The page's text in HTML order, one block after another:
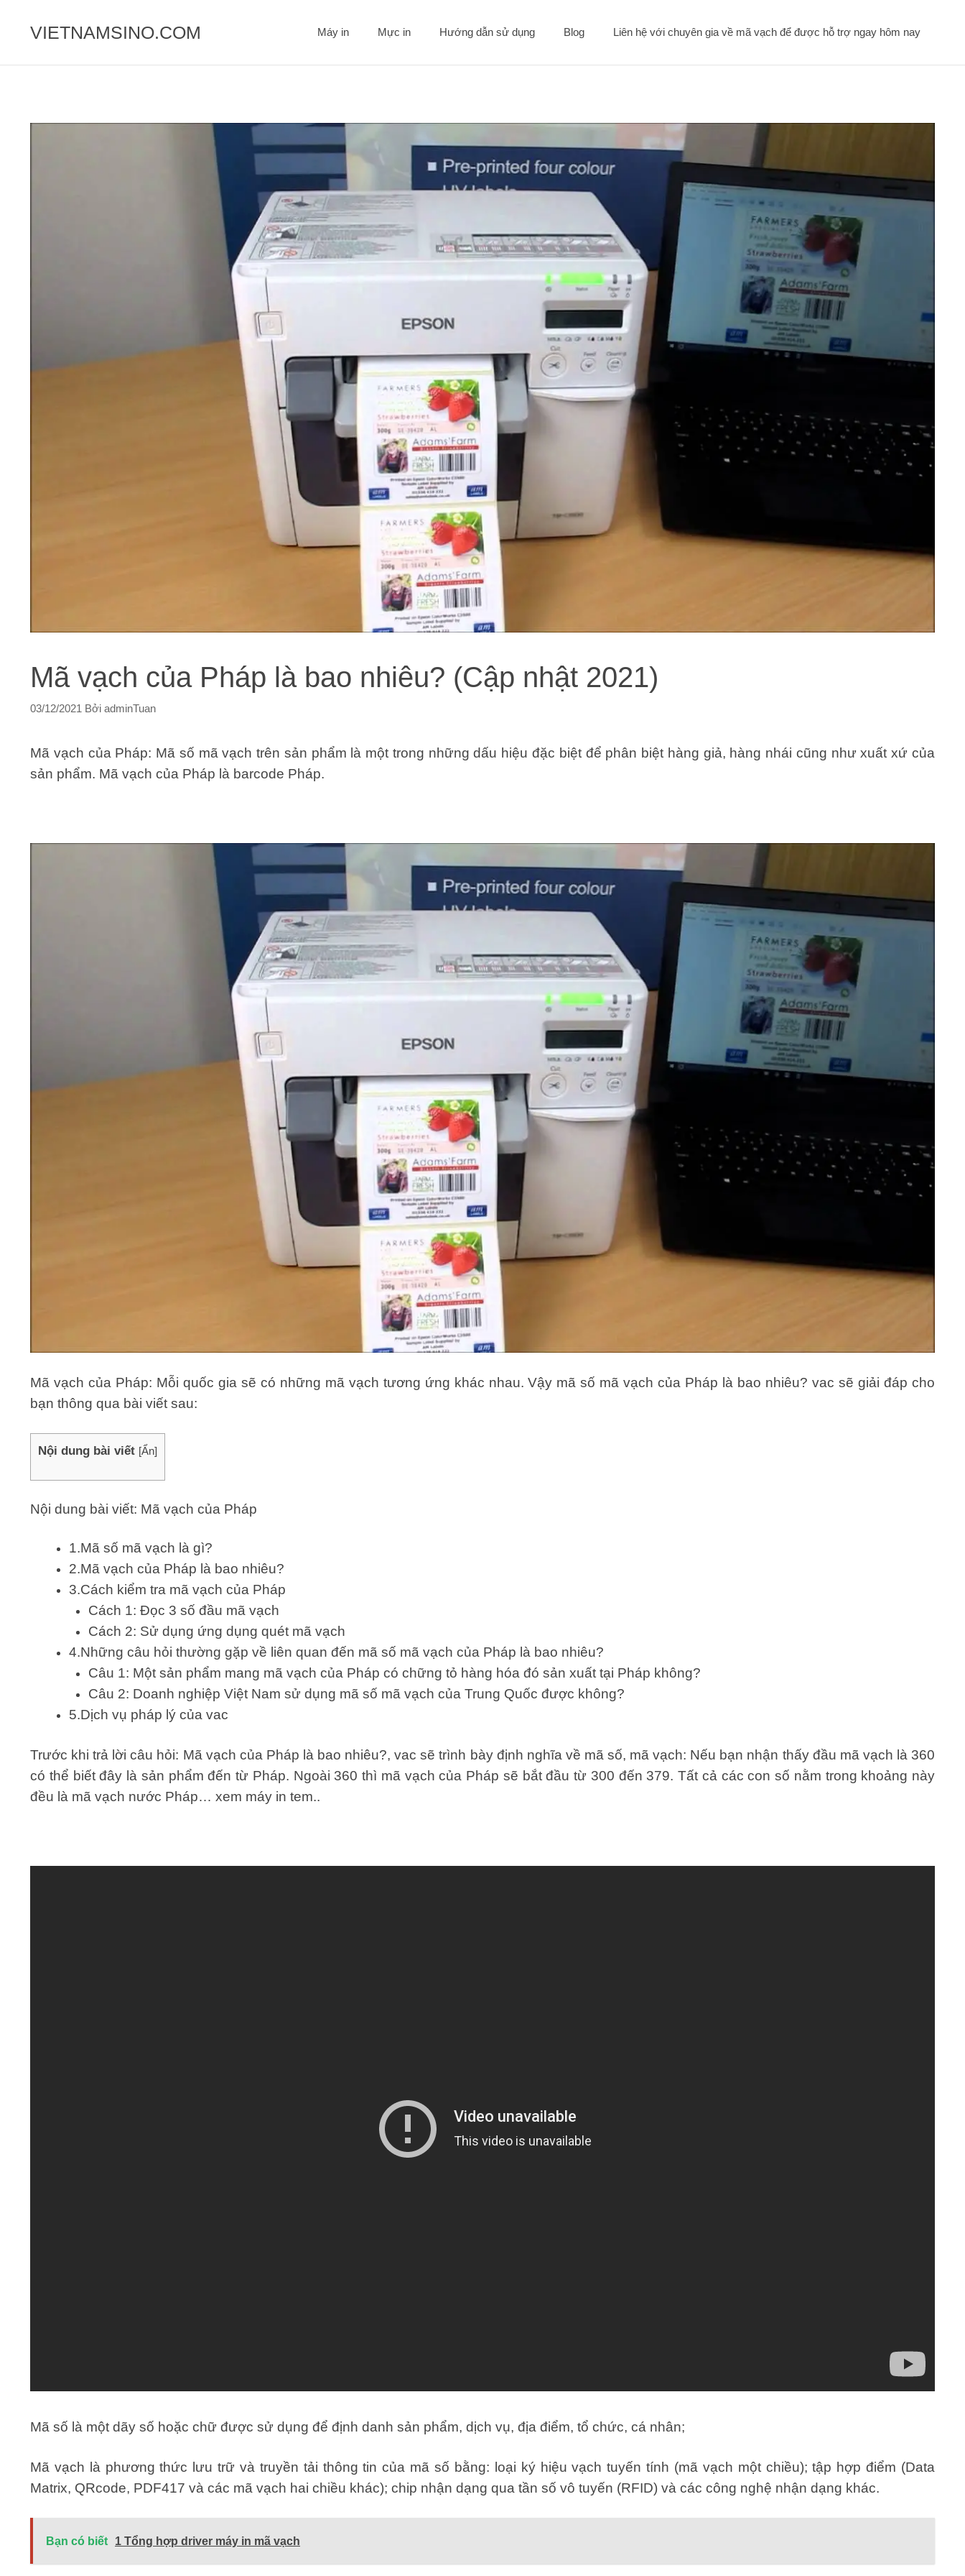
dung
VIETNAMSINO.COM Máy in Mực in Hướng dẫn sử dụng Blog Liên hệ với chuyên gia về mã vạch để được hỗ trợ ngay hôm nay
Mã vạch của Pháp là bao nhiêu? (Cập nhật 2021)
03/12/2021 Bởi adminTuan
Mã vạch của Pháp: Mã số mã vạch trên sản phẩm là một trong những dấu hiệu đặc biệt để phân biệt hàng giả, hàng nhái cũng như xuất xứ của
sản phẩm. Mã vạch của Pháp là barcode Pháp.
Mã vạch của Pháp: Mỗi quốc gia sẽ có những mã vạch tương ứng khác nhau. Vậy mã số mã vạch của Pháp là bao nhiêu? vac sẽ giải đáp cho
bạn thông qua bài viết sau:
Nội dung bài viết [Ẩn]
Nội dung bài viết: Mã vạch của Pháp
1.Mã số mã vạch là gì?
2.Mã vạch của Pháp là bao nhiêu?
3.Cách kiểm tra mã vạch của Pháp
Cách 1: Đọc 3 số đầu mã vạch
Cách 2: Sử dụng ứng dụng quét mã vạch
4.Những câu hỏi thường gặp về liên quan đến mã số mã vạch của Pháp là bao nhiêu?
Câu 1: Một sản phẩm mang mã vạch của Pháp có chững tỏ hàng hóa đó sản xuất tại Pháp không?
Câu 2: Doanh nghiệp Việt Nam sử dụng mã số mã vạch của Trung Quốc được không?
5.Dịch vụ pháp lý của vac
Trước khi trả lời câu hỏi: Mã vạch của Pháp là bao nhiêu?, vac sẽ trình bày định nghĩa về mã số, mã vạch: Nếu bạn nhận thấy đầu mã vạch là 360
có thể biết đây là sản phẩm đến từ Pháp. Ngoài 360 thì mã vạch của Pháp sẽ bắt đầu từ 300 đến 379. Tất cả các con số nằm trong khoảng này
đều là mã vạch nước Pháp… xem máy in tem..
Mã số là một dãy số hoặc chữ được sử dụng để định danh sản phẩm, dịch vụ, địa điểm, tổ chức, cá nhân;
Mã vạch là phương thức lưu trữ và truyền tải thông tin của mã số bằng: loại ký hiệu vạch tuyến tính (mã vạch một chiều); tập hợp điểm (Data
Matrix, QRcode, PDF417 và các mã vạch hai chiều khác); chip nhận dạng qua tần số vô tuyến (RFID) và các công nghệ nhận dạng khác.
Bạn có biết 1 Tổng hợp driver máy in mã vạch